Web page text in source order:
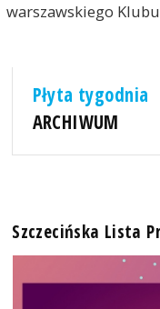
warszawskiego
Płyta tygodnia
ARCHIWUM
Szczecińska Lista